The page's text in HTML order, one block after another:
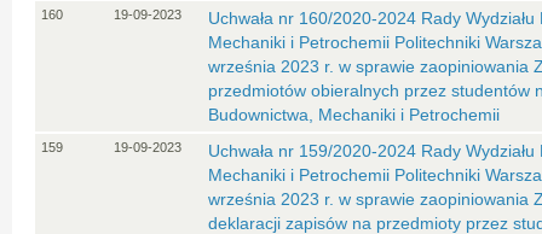
160 19-09-2023
Uchwała nr 160/2020-2024 Rady
Mechaniki i Petrochemii Politechniki
września 2023 r. w sprawie zaopiniowania
przedmiotów obieralnych przez studentów
Budownictwa, Mechaniki i Petrochemii
159 19-09-2023
Uchwała nr 159/2020-2024 Rady
Mechaniki i Petrochemii Politechniki
września 2023 r. w sprawie zaopiniowania
deklaracji zapisów na przedmioty przez